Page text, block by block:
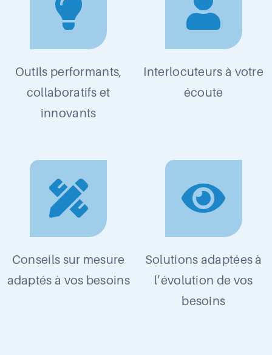
Outils performants,
collaboratifs et
innovants
Interlocuteurs à votre
écoute
Conseils sur mesure
adaptés à vos besoins
Solutions adaptées à
l’évolution de vos
besoins